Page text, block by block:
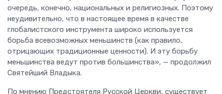
очередь, конечно, национальных и религиозных. Поэтому
неудивительно, что в настоящее время в качестве
глобалистского инструмента широко используется
борьба всевозможных меньшинств (как правило,
отрицающих традиционные ценности). И эту борьбу
меньшинства ведут против большинства», — продолжил
Святейший Владыка.
По мнению Предстоятеля Русской Церкви, существует